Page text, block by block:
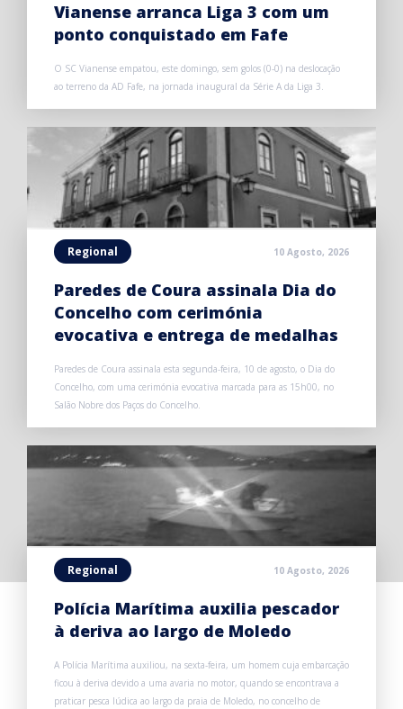
Vianense arranca Liga 3 com um
ponto conquistado em Fafe
O SC Vianense empatou, este domingo, sem golos (0-0) na deslocação
ao terreno da AD Fafe, na jornada inaugural da Série A da Liga 3.
Regional 10 Agosto, 2026
Paredes de Coura assinala Dia do
Concelho com cerimónia
evocativa e entrega de medalhas
Paredes de Coura assinala esta segunda-feira, 10 de agosto, o Dia do
Concelho, com uma cerimónia evocativa marcada para as 15h00, no
Salão Nobre dos Paços do Concelho.
Regional 10 Agosto, 2026
Polícia Marítima auxilia pescador
à deriva ao largo de Moledo
A Polícia Marítima auxiliou, na sexta-feira, um homem cuja embarcação
ficou à deriva devido a uma avaria no motor, quando se encontrava a
praticar pesca lúdica ao largo da praia de Moledo, no concelho de